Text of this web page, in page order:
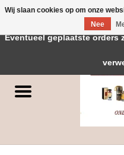
Parfums
Wij slaan cookies op om onze
Nee
← Keer terug naar de
Eventueel geplaatste orders